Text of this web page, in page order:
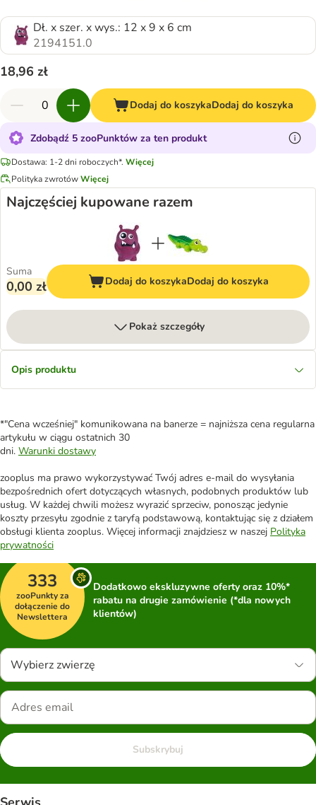
Dł. x szer. x wys.: 12 x 9 x 6 cm
2194151.0
18,96 zł
Dodaj do koszykaDodaj do koszyka
Zdobądź 5 zooPunktów za ten produkt
Dostawa: 1-2 dni roboczych*. Więcej
Polityka zwrotówWięcej
Najczęściej kupowane razem
Suma
0,00 zł Dodaj do koszykaDodaj do koszyka
Pokaż szczegóły
Opis produktu
*"Cena wcześniej" komunikowana na banerze = najniższa cena regularna
artykułu w ciągu ostatnich 30
dni. Warunki dostawy
zooplus ma prawo wykorzystywać Twój adres e-mail do wysyłania
bezpośrednich ofert dotyczących własnych, podobnych produktów lub
usług. W każdej chwili możesz wyrazić sprzeciw, ponosząc jedynie
koszty przesyłu zgodnie z taryfą podstawową, kontaktując się z działem
obsługi klienta zooplus. Więcej informacji znajdziesz w naszej Polityka
prywatności
333
zooPunkty za
dołączenie do
Newslettera
Dodatkowo ekskluzywne oferty oraz 10%*
rabatu na drugie zamówienie (*dla nowych
klientów)
Wybierz zwierzę
Subskrybuj